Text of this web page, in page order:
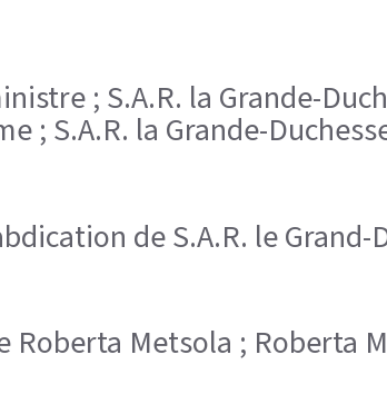
; S.A.R. la Grande-
; S.A.R. la Grande-
de S.A.R. le Grand-
Roberta Metsola ; Roberta